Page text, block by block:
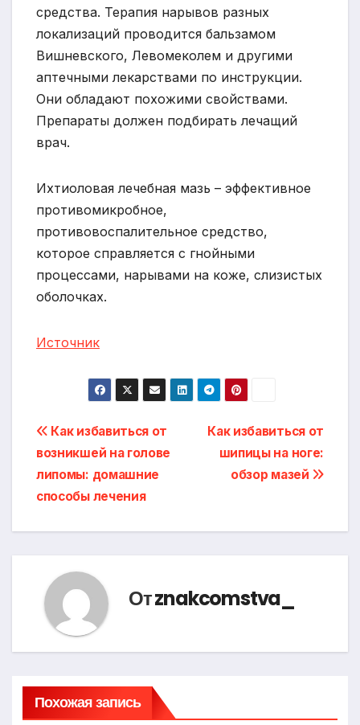
средства. Терапия нарывов разных
локализаций проводится бальзамом
Вишневского, Левомеколем и другими
аптечными лекарствами по инструкции.
Они обладают похожими свойствами.
Препараты должен подбирать лечащий
врач.
Ихтиоловая лечебная мазь – эффективное
противомикробное,
противовоспалительное средство,
которое справляется с гнойными
процессами, нарывами на коже, слизистых
оболочках.
Источник
Навигация
по
записям
Как избавиться от
шипицы на ноге:
обзор мазей
Как избавиться от
возникшей на голове
липомы: домашние
способы лечения
Отznakcomstva_
Похожая запись